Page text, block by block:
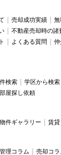
売却成功実績
不動産売却時の諸
よくある質問
仲
検索 学区から検索
屋探し依頼
件ギャラリー 賃
理コラム 売却コラ